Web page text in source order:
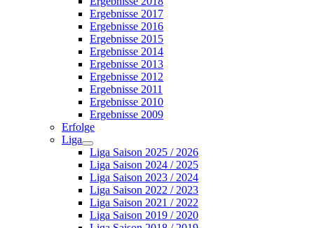
Ergebnisse 2017
Ergebnisse 2016
Ergebnisse 2015
Ergebnisse 2014
Ergebnisse 2013
Ergebnisse 2012
Ergebnisse 2011
Ergebnisse 2010
Ergebnisse 2009
Erfolge
Liga
Liga Saison 2025 / 2026
Liga Saison 2024 / 2025
Liga Saison 2023 / 2024
Liga Saison 2022 / 2023
Liga Saison 2021 / 2022
Liga Saison 2019 / 2020